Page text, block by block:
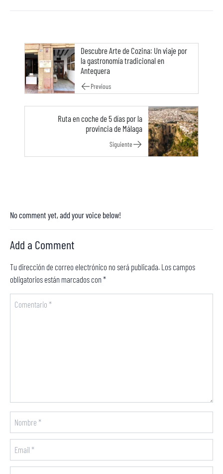
Descubre Arte de Cozina: Un viaje por
la gastronomía tradicional en
Antequera
Previous
Ruta en coche de 5 días por la
provincia de Málaga
Siguiente
No comment yet, add your voice below!
Add a Comment
Tu dirección de correo electrónico no será publicada. Los campos
obligatorios están marcados con *